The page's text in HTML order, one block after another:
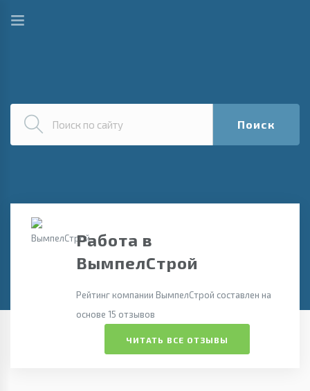
Поиск
Работа в
ВымпелСтрой
Рейтинг компании ВымпелСтрой составлен на
основе 15 отзывов
ЧИТАТЬ ВСЕ ОТЗЫВЫ